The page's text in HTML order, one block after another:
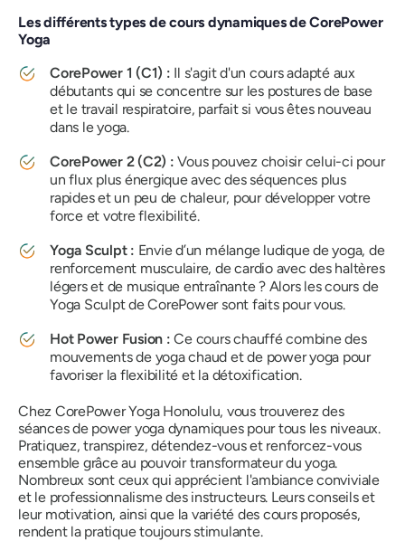
Les différents types de cours dynamiques de CorePower
Yoga
CorePower 1 (C1) : Il s'agit d'un cours adapté aux
débutants qui se concentre sur les postures de base
et le travail respiratoire, parfait si vous êtes nouveau
dans le yoga.
CorePower 2 (C2) : Vous pouvez choisir celui-ci pour
un flux plus énergique avec des séquences plus
rapides et un peu de chaleur, pour développer votre
force et votre flexibilité.
Yoga Sculpt : Envie d’un mélange ludique de yoga, de
renforcement musculaire, de cardio avec des haltères
légers et de musique entraînante ? Alors les cours de
Yoga Sculpt de CorePower sont faits pour vous.
Hot Power Fusion : Ce cours chauffé combine des
mouvements de yoga chaud et de power yoga pour
favoriser la flexibilité et la détoxification.
Chez CorePower Yoga Honolulu, vous trouverez des
séances de power yoga dynamiques pour tous les niveaux.
Pratiquez, transpirez, détendez-vous et renforcez-vous
ensemble grâce au pouvoir transformateur du yoga.
Nombreux sont ceux qui apprécient l'ambiance conviviale
et le professionnalisme des instructeurs. Leurs conseils et
leur motivation, ainsi que la variété des cours proposés,
rendent la pratique toujours stimulante.